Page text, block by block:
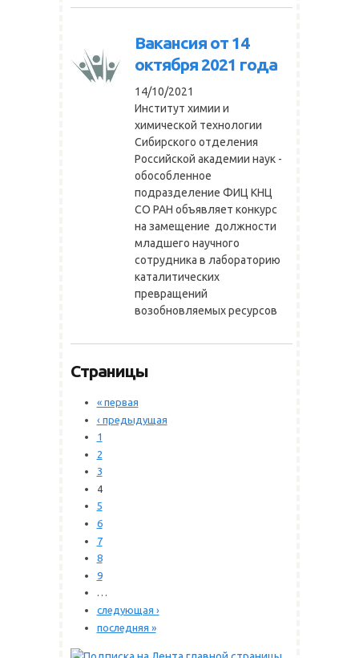
Вакансия от 14
октября 2021 года
14/10/2021
Институт химии и
химической технологии
Сибирского отделения
Российской академии наук -
обособленное
подразделение ФИЦ КНЦ
СО РАН объявляет конкурс
на замещение должности
младшего научного
сотрудника в лабораторию
каталитических
превращений
возобновляемых ресурсов
Страницы
« первая
‹ предыдущая
1
2
3
4
5
6
7
8
9
…
следующая ›
последняя »